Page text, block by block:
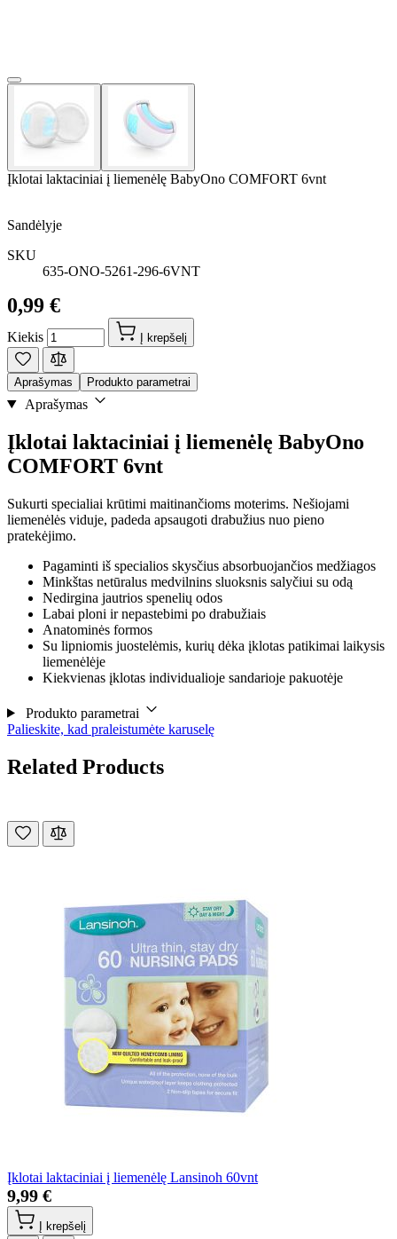
Įklotai laktaciniai į liemenėlę BabyOno COMFORT 6vnt
Sandėlyje
SKU
635-ONO-5261-296-6VNT
0,99 €
Kiekis Į krepšelį
Aprašymas Produkto parametrai
Aprašymas
Įklotai laktaciniai į liemenėlę BabyOno
COMFORT 6vnt
Sukurti specialiai krūtimi maitinančioms moterims. Nešiojami
liemenėlės viduje, padeda apsaugoti drabužius nuo pieno
pratekėjimo.
Pagaminti iš specialios skysčius absorbuojančios medžiagos
Minkštas netūralus medvilnins sluoksnis salyčiui su odą
Nedirgina jautrios spenelių odos
Labai ploni ir nepastebimi po drabužiais
Anatominės formos
Su lipniomis juostelėmis, kurių dėka įklotas patikimai laikysis
liemenėlėje
Kiekvienas įklotas individualioje sandarioje pakuotėje
Produkto parametrai
Palieskite, kad praleistumėte karuselę
Related Products
Įklotai laktaciniai į liemenėlę Lansinoh 60vnt
9,99 €
Į krepšelį